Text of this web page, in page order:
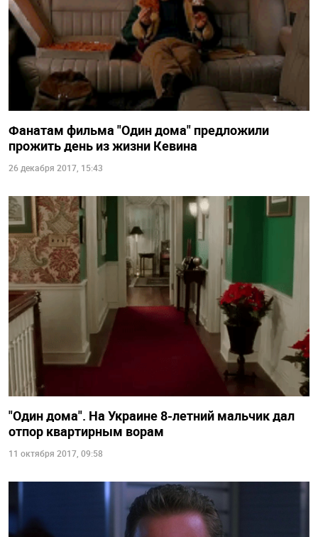
Фанатам фильма "Один дома" предложили
прожить день из жизни Кевина
26 декабря 2017, 15:43
"Один дома". На Украине 8-летний мальчик дал
отпор квартирным ворам
11 октября 2017, 09:58